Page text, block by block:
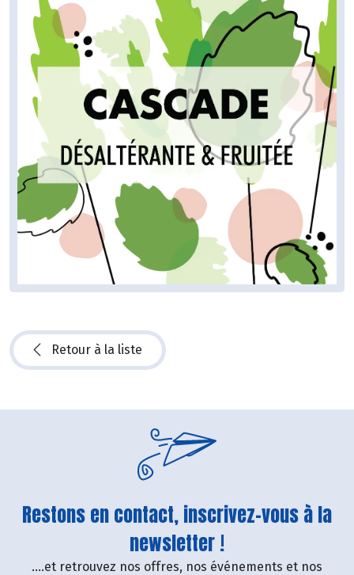
Retour à la liste
Restons en contact, inscrivez-vous à la
newsletter !
....et retrouvez nos offres, nos événements et nos